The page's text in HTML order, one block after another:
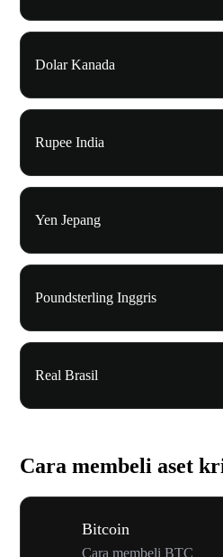
Dolar Kanada
Rupee India
Yen Jepang
Poundsterling Inggris
Real Brasil
Cara membeli aset
Bitcoin
Cara membeli BTC